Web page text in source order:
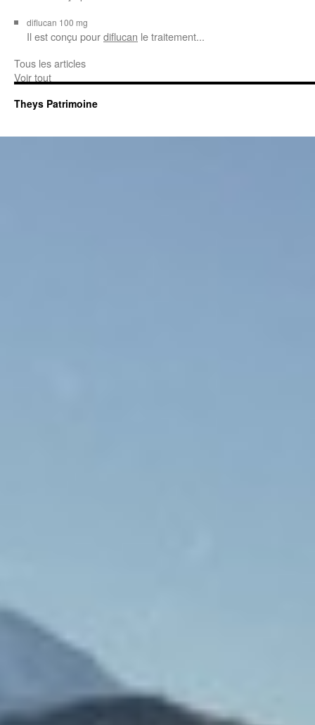
diflucan 100 mg
Il est conçu pourdiflucan le traitement...
Tous les articles
Voir tout
Theys Patrimoine